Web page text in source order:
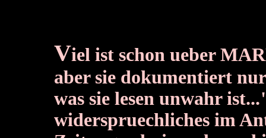
Viel ist schon ueber
aber sie dokumentiert
was sie lesen unwahr
widerspruechliches im